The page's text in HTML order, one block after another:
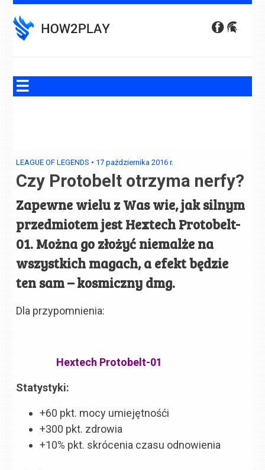
to
content
LEAGUE OF LEGENDS • 17 października 2016 r.
Czy Protobelt otrzyma nerfy?
Zapewne wielu z Was wie, jak silnym
przedmiotem jest Hextech Protobelt-
01. Można go złożyć niemalże na
wszystkich magach, a efekt będzie
ten sam – kosmiczny dmg.
Dla przypomnienia:
Hextech Protobelt-01
Statystyki:
+60 pkt. mocy umiejętnośći
+300 pkt. zdrowia
+10% pkt. skrócenia czasu odnowienia